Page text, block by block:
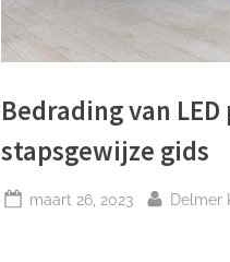
Bedrading van
stapsgewijze gids
Geplaatst
maart 26, 2023 Door
Delmer